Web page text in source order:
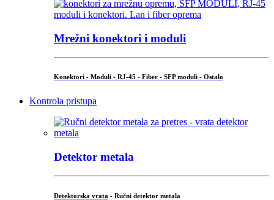
Mrežni konektori i moduli
Konektori - Moduli - RJ-45 - Fiber - SFP moduli - Ostalo
Kontrola pristupa
Detektor metala
Detektorska vrata - Ručni detektor metala